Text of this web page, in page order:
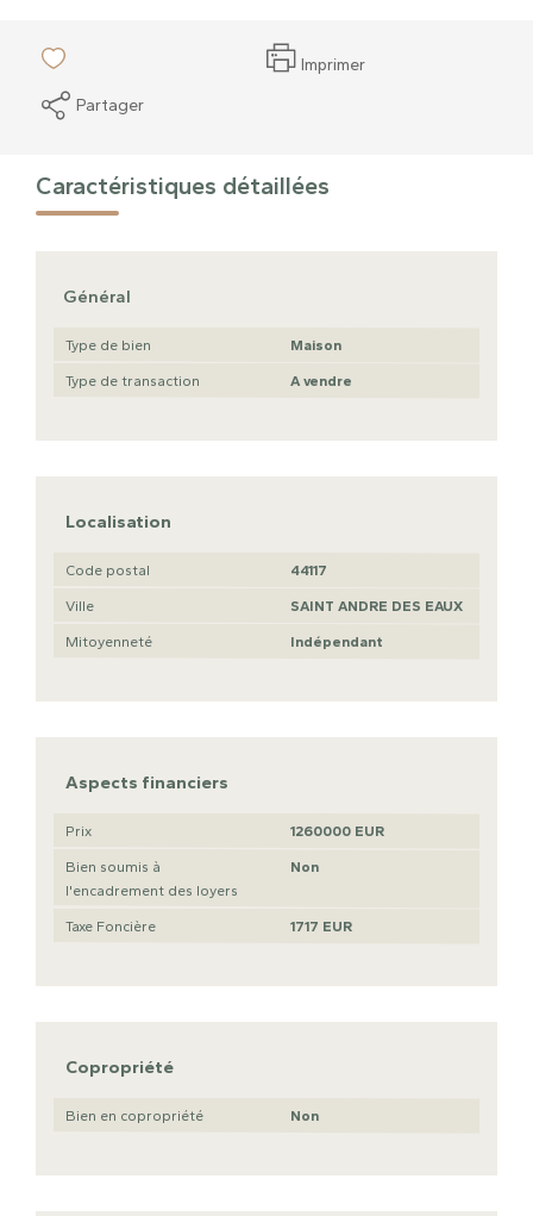
Imprimer
Partager
Caractéristiques détaillées
Général
Type de bien Maison
Type de transaction A vendre
Localisation
Code postal 44117
Ville SAINT ANDRE DES EAUX
Mitoyenneté Indépendant
Aspects financiers
Prix 1260000 EUR
Bien soumis à
l'encadrement des loyers
Non
Taxe Foncière 1717 EUR
Copropriété
Bien en copropriété Non